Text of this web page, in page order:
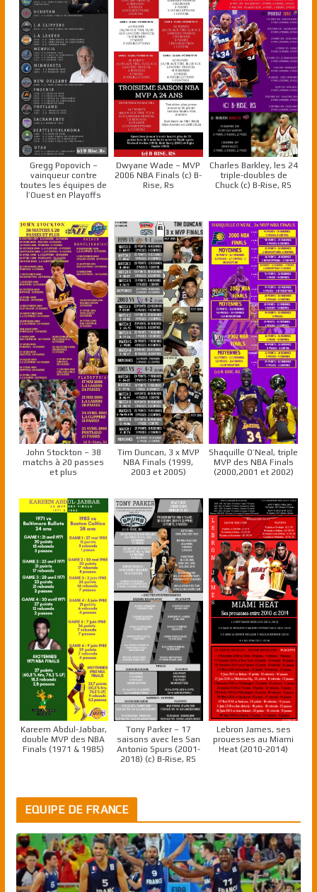
Gregg Popovich –
vainqueur contre
toutes les équipes de
l’Ouest en Playoffs
Dwyane Wade – MVP
2006 NBA Finals (c) B-
Rise, Rs
Charles Barkley, les 24
triple-doubles de
Chuck (c) B-Rise, RS
John Stockton – 38
matchs à 20 passes
et plus
Tim Duncan, 3 x MVP
NBA Finals (1999,
2003 et 2005)
Shaquille O’Neal, triple
MVP des NBA Finals
(2000,2001 et 2002)
Kareem Abdul-Jabbar,
double MVP des NBA
Finals (1971 & 1985)
Tony Parker – 17
saisons avec les San
Antonio Spurs (2001-
2018) (c) B-Rise, RS
Lebron James, ses
prouesses au Miami
Heat (2010-2014)
EQUIPE DE FRANCE